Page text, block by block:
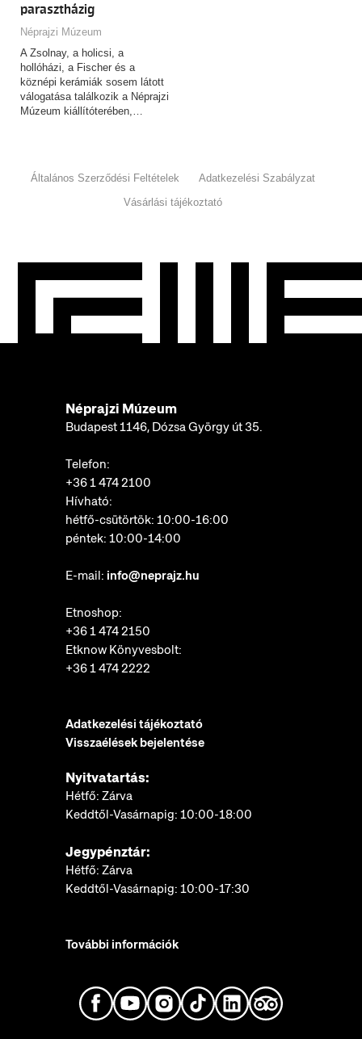
parasztházig
Néprajzi Múzeum
A Zsolnay, a holicsi, a
hollóházi, a Fischer és a
köznépi kerámiák sosem látott
válogatása találkozik a Néprajzi
Múzeum kiállítóterében,…
Általános Szerződési Feltételek
Adatkezelési Szabályzat
Vásárlási tájékoztató
Néprajzi Múzeum
Budapest 1146, Dózsa György út 35.
Telefon:
+36 1 474 2100
Hívható:
hétfő-csütörtök: 10:00-16:00
péntek: 10:00-14:00
E-mail: info@neprajz.hu
Etnoshop:
+36 1 474 2150
Etknow Könyvesbolt:
+36 1 474 2222
Adatkezelési tájékoztató
Visszaélések bejelentése
Nyitvatartás:
Hétfő: Zárva
Keddtől-Vasárnapig: 10:00-18:00
Jegypénztár:
Hétfő: Zárva
Keddtől-Vasárnapig: 10:00-17:30
További információk